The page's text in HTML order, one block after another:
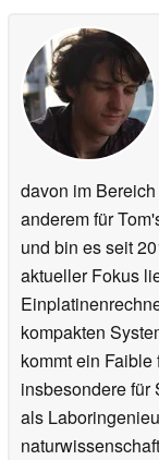
davon im
anderem für
und bin es seit
aktueller Fokus
kompakten
kommt ein
insbesondere für
als